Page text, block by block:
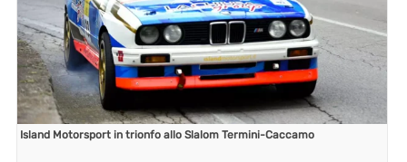
Island Motorsport in trionfo allo Slalom Termini-Caccamo